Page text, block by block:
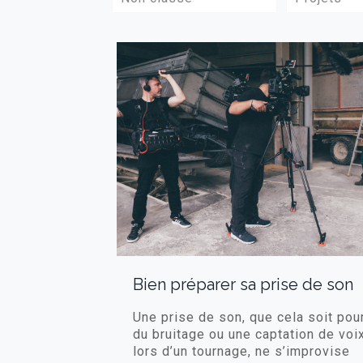
Bien préparer sa prise de son
Une prise de son, que cela soit
du bruitage ou une captation de
lors d’un tournage, ne s’improvise